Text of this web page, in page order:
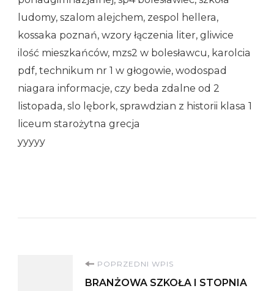
ludomy, szalom alejchem, zespol hellera,
kossaka poznań, wzory łączenia liter, gliwice
ilość mieszkańców, mzs2 w bolesławcu, karolcia
pdf, technikum nr 1 w głogowie, wodospad
niagara informacje, czy beda zdalne od 2
listopada, slo lębork, sprawdzian z historii klasa 1
liceum starożytna grecja
yyyyy
Nawigacja
POPRZEDNI WPIS
BRANŻOWA SZKOŁA I STOPNIA